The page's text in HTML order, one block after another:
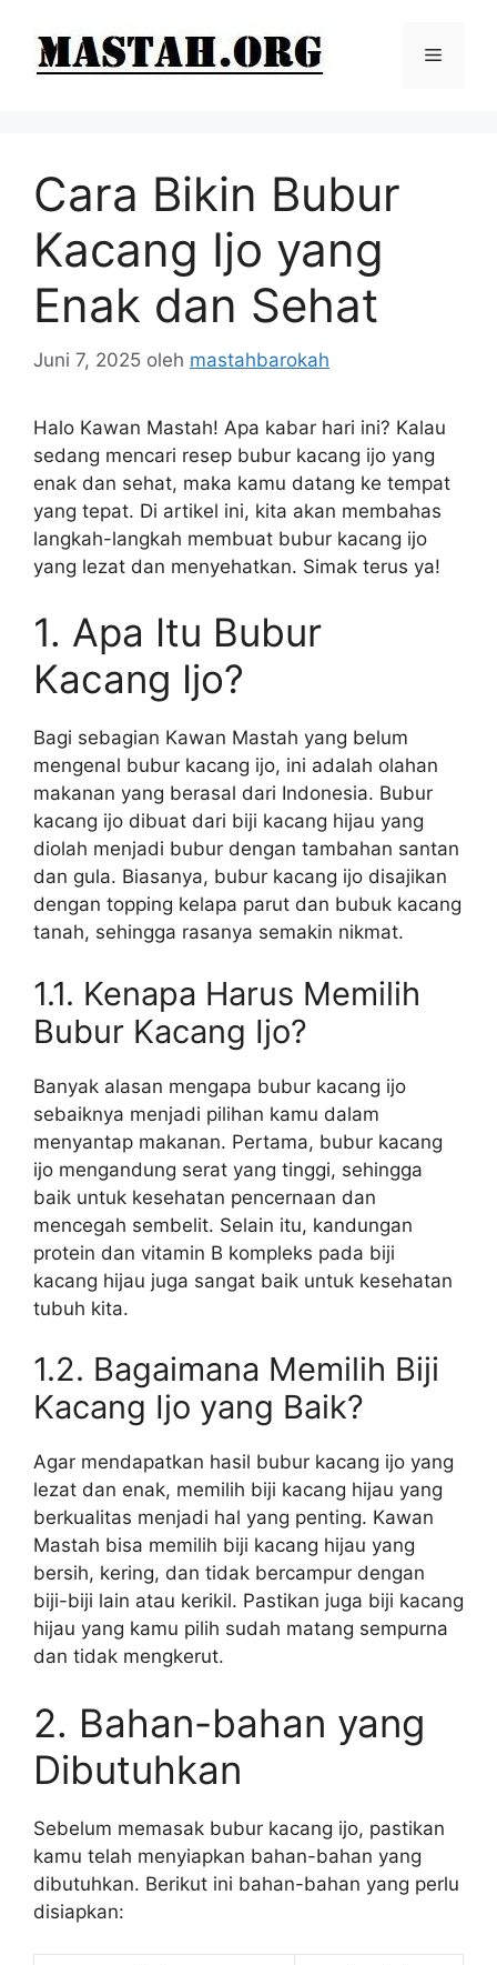
Menu
Cara Bikin Bubur
Kacang Ijo yang
Enak dan Sehat
Juni 7, 2025 oleh mastahbarokah
Halo Kawan Mastah! Apa kabar hari ini? Kalau
sedang mencari resep bubur kacang ijo yang
enak dan sehat, maka kamu datang ke tempat
yang tepat. Di artikel ini, kita akan membahas
langkah-langkah membuat bubur kacang ijo
yang lezat dan menyehatkan. Simak terus ya!
1. Apa Itu Bubur
Kacang Ijo?
Bagi sebagian Kawan Mastah yang belum
mengenal bubur kacang ijo, ini adalah olahan
makanan yang berasal dari Indonesia. Bubur
kacang ijo dibuat dari biji kacang hijau yang
diolah menjadi bubur dengan tambahan santan
dan gula. Biasanya, bubur kacang ijo disajikan
dengan topping kelapa parut dan bubuk kacang
tanah, sehingga rasanya semakin nikmat.
1.1. Kenapa Harus Memilih
Bubur Kacang Ijo?
Banyak alasan mengapa bubur kacang ijo
sebaiknya menjadi pilihan kamu dalam
menyantap makanan. Pertama, bubur kacang
ijo mengandung serat yang tinggi, sehingga
baik untuk kesehatan pencernaan dan
mencegah sembelit. Selain itu, kandungan
protein dan vitamin B kompleks pada biji
kacang hijau juga sangat baik untuk kesehatan
tubuh kita.
1.2. Bagaimana Memilih Biji
Kacang Ijo yang Baik?
Agar mendapatkan hasil bubur kacang ijo yang
lezat dan enak, memilih biji kacang hijau yang
berkualitas menjadi hal yang penting. Kawan
Mastah bisa memilih biji kacang hijau yang
bersih, kering, dan tidak bercampur dengan
biji-biji lain atau kerikil. Pastikan juga biji kacang
hijau yang kamu pilih sudah matang sempurna
dan tidak mengkerut.
2. Bahan-bahan yang
Dibutuhkan
Sebelum memasak bubur kacang ijo, pastikan
kamu telah menyiapkan bahan-bahan yang
dibutuhkan. Berikut ini bahan-bahan yang perlu
disiapkan: